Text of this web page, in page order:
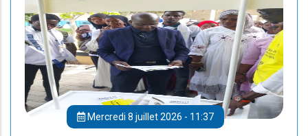
Mercredi 8 juillet 2026 - 11:37